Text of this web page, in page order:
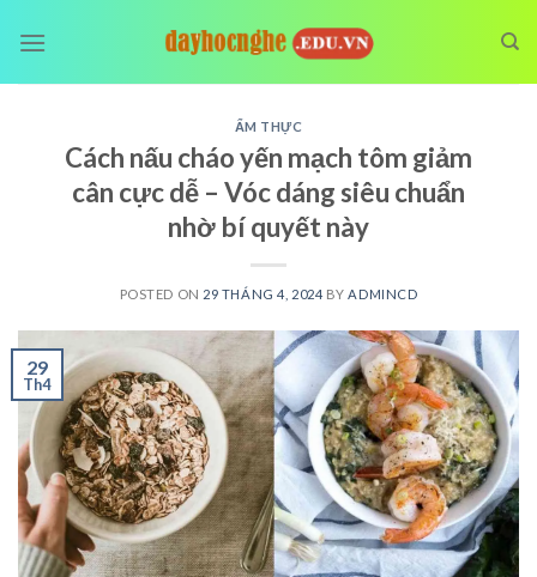
ẨM THỰC
Cách nấu cháo yến mạch tôm giảm
cân cực dễ – Vóc dáng siêu chuẩn
nhờ bí quyết này
POSTED ON 29 THÁNG 4, 2024 BY ADMINCD
29
Th4